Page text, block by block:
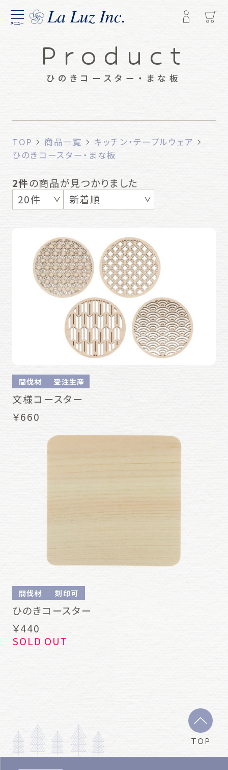
メニュー
Product
ひのきコースター・まな板
TOP 商品一覧
キッチン・テーブルウェア
ひのきコースター・まな板
2件の商品が見つかりました
間伐材 受注生産
文様コースター
￥660
間伐材 刻印可
ひのきコースター
￥440
SOLD OUT
TOP